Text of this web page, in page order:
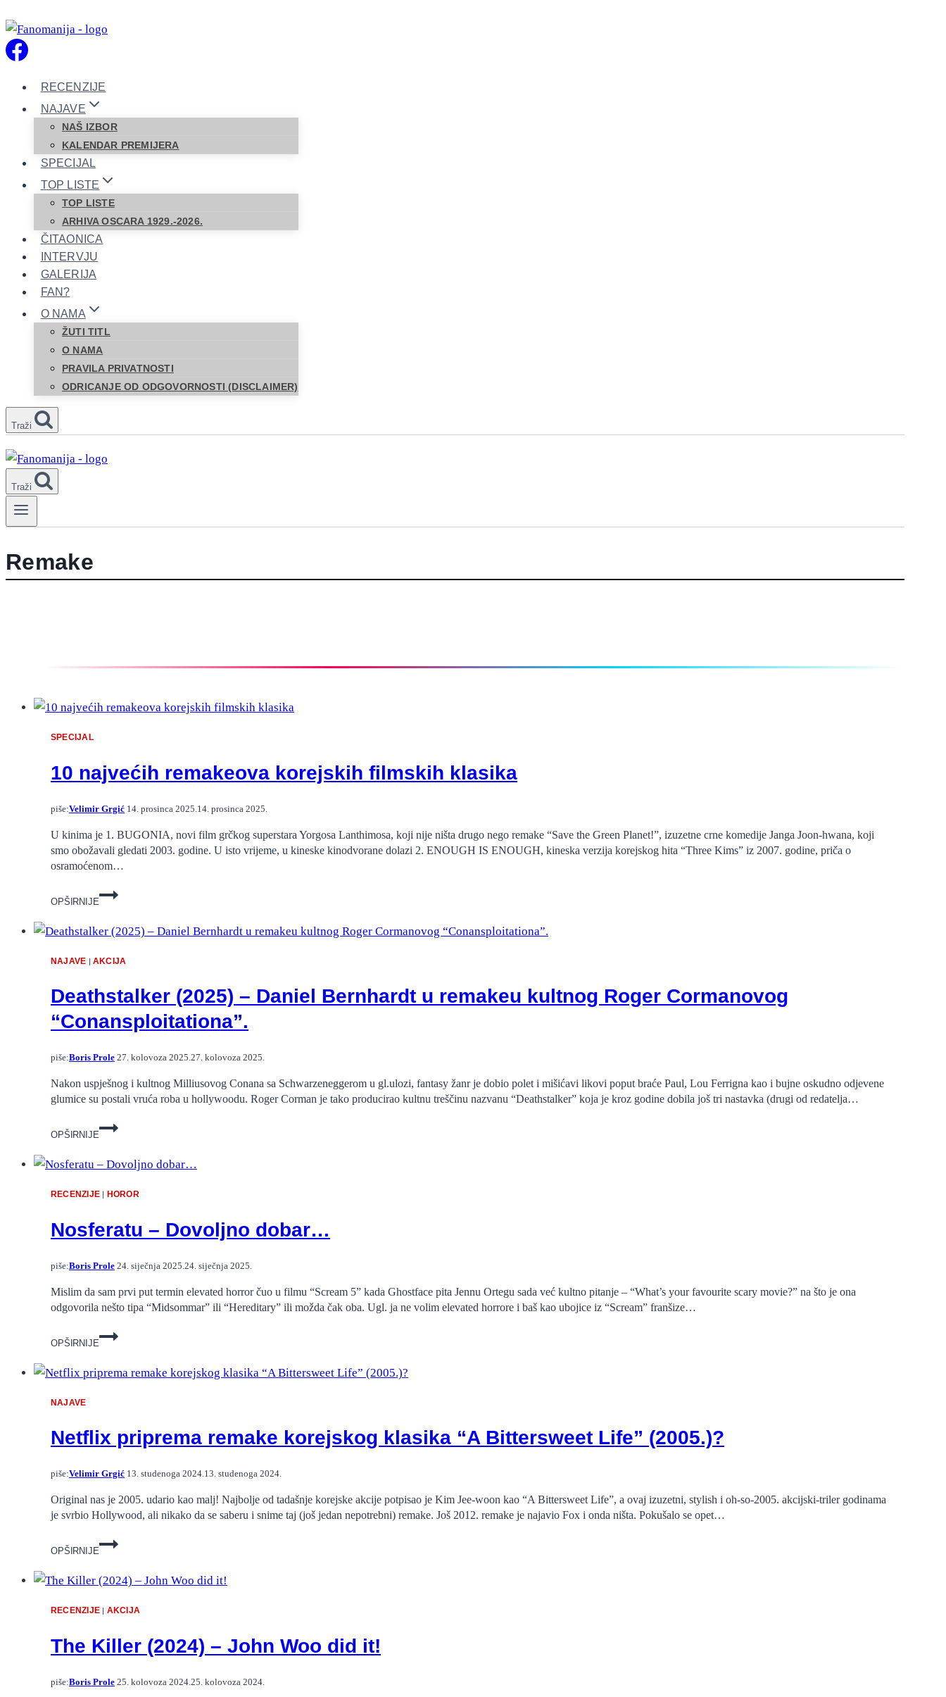
to
content
RECENZIJE
NAJAVE
NAŠ IZBOR
KALENDAR PREMIJERA
SPECIJAL
TOP LISTE
TOP LISTE
ARHIVA OSCARA 1929.-2026.
ČITAONICA
INTERVJU
GALERIJA
FAN?
O NAMA
ŽUTI TITL
O NAMA
PRAVILA PRIVATNOSTI
ODRICANJE OD ODGOVORNOSTI (DISCLAIMER)
Traži
Traži
Remake
SPECIJAL
10 najvećih remakeova korejskih filmskih klasika
piše:Velimir Grgić 14. prosinca 2025. 14. prosinca 2025.
U kinima je 1. BUGONIA, novi film grčkog superstara Yorgosa Lanthimosa, koji nije ništa drugo nego remake “Save the Green Planet!”, izuzetne crne komedije Janga Joon-hwana, koji
smo obožavali gledati 2003. godine. U isto vrijeme, u kineske kinodvorane dolazi 2. ENOUGH IS ENOUGH, kineska verzija korejskog hita “Three Kims” iz 2007. godine, priča o
osramoćenom…
OPŠIRNIJE
10
najvećih
korejskih
klasika
NAJAVE | AKCIJA
Deathstalker (2025) – Daniel Bernhardt u remakeu kultnog Roger Cormanovog
“Conansploitationa”.
piše:Boris Prole 27. kolovoza 2025.27. kolovoza 2025.
Nakon uspješnog i kultnog Milliusovog Conana sa Schwarzeneggerom u gl.ulozi, fantasy žanr je dobio polet i mišićavi likovi poput braće Paul, Lou Ferrigna kao i bujne oskudno odjevene
glumice su postali vruća roba u hollywoodu. Roger Corman je tako producirao kultnu treščinu nazvanu “Deathstalker” koja je kroz godine dobila još tri nastavka (drugi od redatelja…
OPŠIRNIJE
Deathstalker
(2025)
Daniel
u
kultnog
“Conansploitationa”.
RECENZIJE HOROR
Nosferatu – Dovoljno dobar…
piše:Boris Prole 24. siječnja 2025. 24. siječnja 2025.
Mislim da sam prvi put termin elevated horror čuo u filmu “Scream 5” kada Ghostface pita Jennu Ortegu sada već kultno pitanje – “What’s your favourite scary movie?” na što je ona
odgovorila nešto tipa “Midsommar” ili “Hereditary” ili možda čak oba. Ugl. ja ne volim elevated horrore i baš kao ubojice iz “Scream” franšize…
OPŠIRNIJE
Nosferatu
–
dobar…
NAJAVE
Netflix priprema remake korejskog klasika “A Bittersweet Life” (2005.)?
piše:Velimir Grgić 13. studenoga 2024.13. studenoga 2024.
Original nas je 2005. udario kao malj! Najbolje od tadašnje korejske akcije potpisao je Kim Jee-woon kao “A Bittersweet Life”, a ovaj izuzetni, stylish i oh-so-2005. akcijski-triler godinama
je svrbio Hollywood, ali nikako da se saberu i snime taj (još jedan nepotrebni) remake. Još 2012. remake je najavio Fox i onda ništa. Pokušalo se opet…
OPŠIRNIJE
Netflix
priprema
korejskog
“A
Life”
RECENZIJE AKCIJA
The Killer (2024) – John Woo did it!
piše:Boris Prole 25. kolovoza 2024. 25. kolovoza 2024.